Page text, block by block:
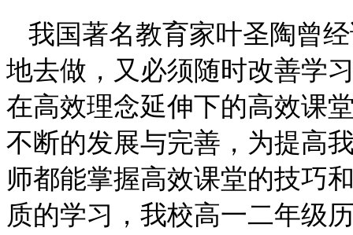
我国著名教育家叶圣陶曾
地去做，又必须随时改善学
在高效理念延伸下的高效课
不断的发展与完善，为提高
师都能掌握高效课堂的技巧
质的学习，我校高一二年级